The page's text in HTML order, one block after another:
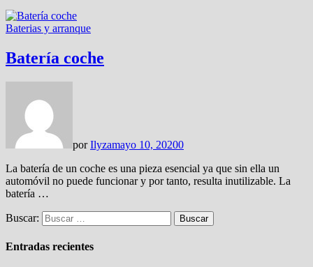
Baterias y arranque
Batería coche
porIlyzamayo 10, 20200
La batería de un coche es una pieza esencial ya que sin ella un
automóvil no puede funcionar y por tanto, resulta inutilizable. La
batería …
Buscar:
Entradas recientes